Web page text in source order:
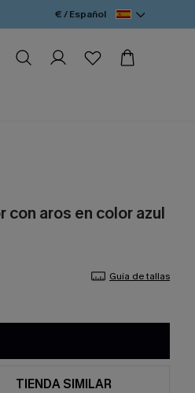
€ / Español
aros en color azul
Guía de tallas
TIENDA SIMILAR